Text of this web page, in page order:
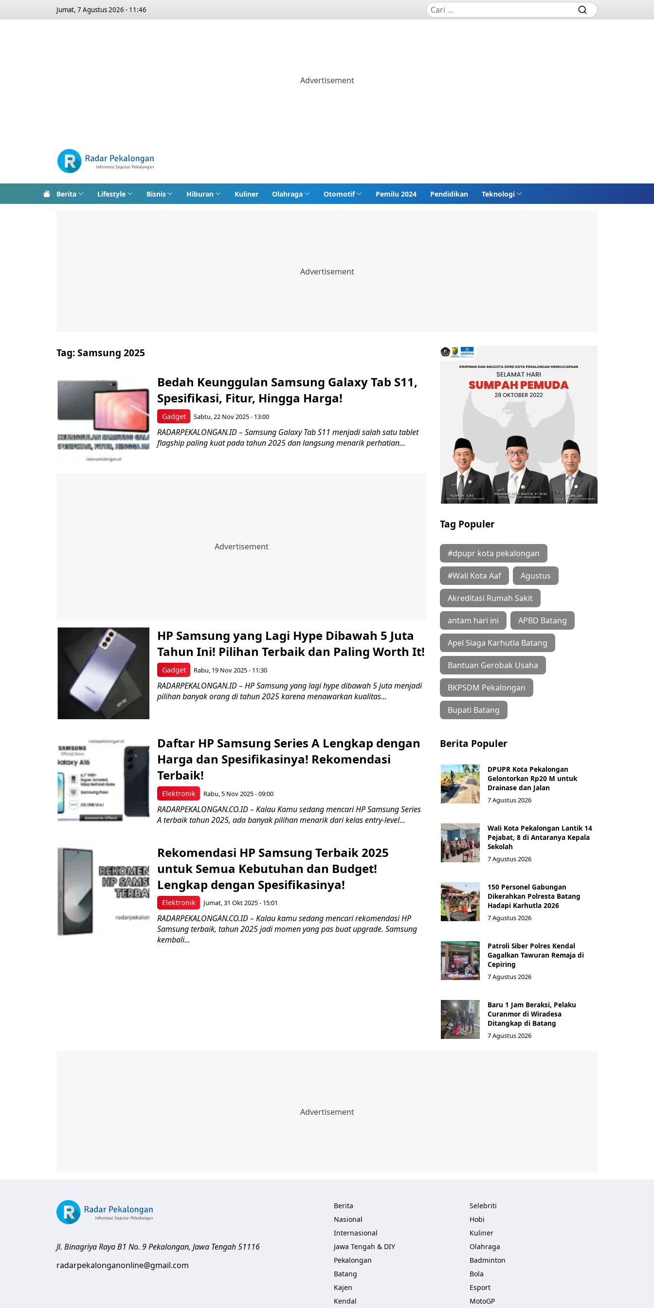
Jumat, 7 Agustus 2026 - 11:46
Berita Lifestyle Bisnis Hiburan Kuliner Olahraga Otomotif Pemilu 2024 Pendidikan Teknologi
Tag:Samsung 2025
Gadget
Bedah Keunggulan Samsung Galaxy Tab S11,
Spesifikasi, Fitur, Hingga Harga!
Sabtu, 22 Nov 2025 - 13:00
RADARPEKALONGAN.ID – Samsung Galaxy Tab S11 menjadi salah satu tablet
flagship paling kuat pada tahun 2025 dan langsung menarik perhatian...
Gadget
HP Samsung yang Lagi Hype Dibawah 5 Juta
Tahun Ini! Pilihan Terbaik dan Paling Worth It!
Rabu, 19 Nov 2025 - 11:30
RADARPEKALONGAN.ID – HP Samsung yang lagi hype dibawah 5 juta menjadi
pilihan banyak orang di tahun 2025 karena menawarkan kualitas...
Elektronik
Daftar HP Samsung Series A Lengkap dengan
Harga dan Spesifikasinya! Rekomendasi
Terbaik!
Rabu, 5 Nov 2025 - 09:00
RADARPEKALONGAN.CO.ID – Kalau Kamu sedang mencari HP Samsung Series
A terbaik tahun 2025, ada banyak pilihan menarik dari kelas entry-level...
Elektronik
Rekomendasi HP Samsung Terbaik 2025
untuk Semua Kebutuhan dan Budget!
Lengkap dengan Spesifikasinya!
Jumat, 31 Okt 2025 - 15:01
RADARPEKALONGAN.CO.ID – Kalau kamu sedang mencari rekomendasi HP
Samsung terbaik, tahun 2025 jadi momen yang pas buat upgrade. Samsung
kembali...
Tag Populer
#dpupr kota pekalongan
#Wali Kota Aaf Agustus
Akreditasi Rumah Sakit
antam hari ini APBD Batang
Apel Siaga Karhutla Batang
Bantuan Gerobak Usaha
BKPSDM Pekalongan
Bupati Batang
Berita Populer
DPUPR Kota Pekalongan
Gelontorkan Rp20 M untuk
Drainase dan Jalan
7 Agustus 2026
Wali Kota Pekalongan Lantik 14
Pejabat, 8 di Antaranya Kepala
Sekolah
7 Agustus 2026
150 Personel Gabungan
Dikerahkan Polresta Batang
Hadapi Karhutla 2026
7 Agustus 2026
Patroli Siber Polres Kendal
Gagalkan Tawuran Remaja di
Cepiring
7 Agustus 2026
Baru 1 Jam Beraksi, Pelaku
Curanmor di Wiradesa
Ditangkap di Batang
7 Agustus 2026
Jl. Binagriya Raya B1 No. 9Pekalongan, Jawa Tengah51116
radarpekalonganonline@gmail.com
Berita
Nasional
Internasional
Jawa Tengah & DIY
Pekalongan
Batang
Kajen
Kendal
Selebriti
Hobi
Kuliner
Olahraga
Badminton
Bola
Esport
MotoGP